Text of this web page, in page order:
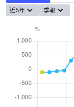
近5年 季報